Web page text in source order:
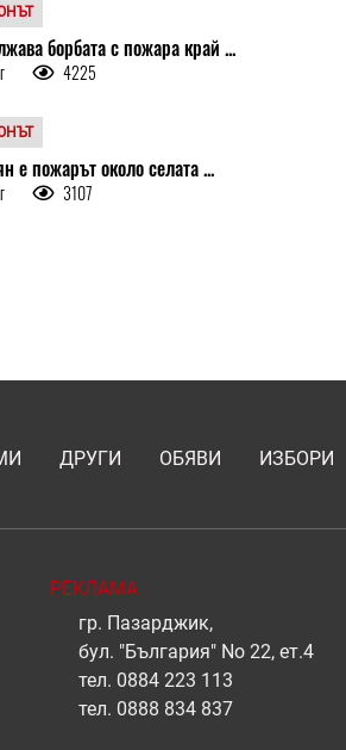
борбата с пожара край ...
4225
е пожарът около селата ...
3107
ДРУГИ ОБЯВИ ИЗБОРИ
РЕКЛАМА
гр. Пазарджик,
бул. "България" No 22, ет.4
тел. 0884 223 113
тел. 0888 834 837